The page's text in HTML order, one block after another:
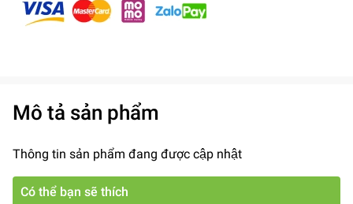
Mô tả sản phẩm
Thông tin sản phẩm đang được cập nhật
Có thể bạn sẽ thích